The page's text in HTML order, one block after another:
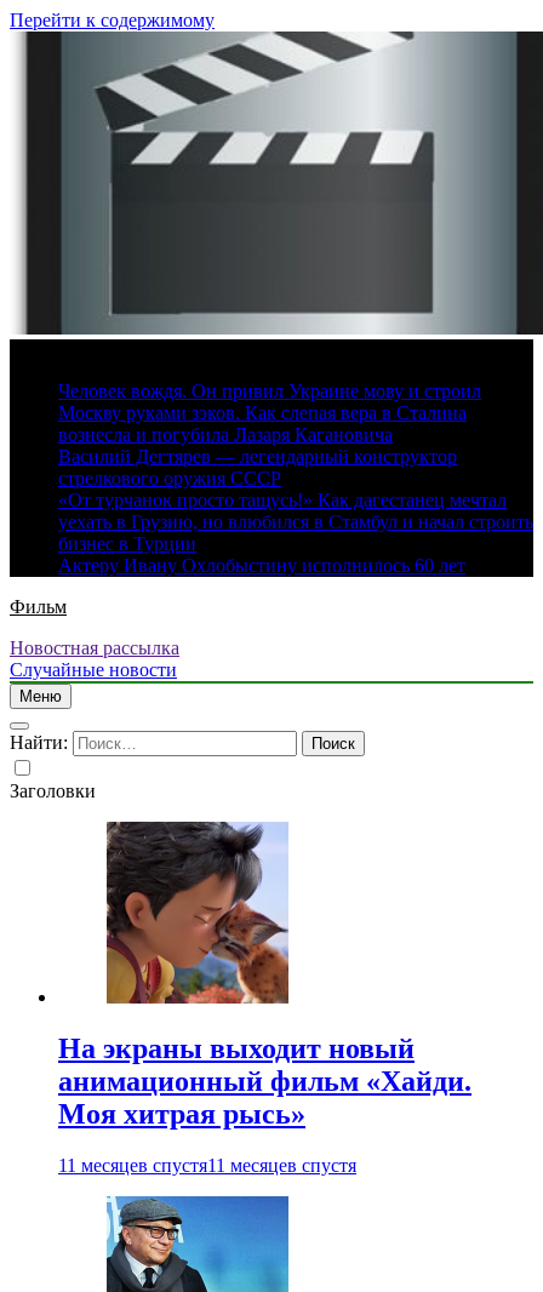
Перейти к содержимому
Человек вождя. Он привил Украине мову и строил
Москву руками зэков. Как слепая вера в Сталина
вознесла и погубила Лазаря Кагановича
Василий Дегтярев — легендарный конструктор
стрелкового оружия СССР
«От турчанок просто тащусь!» Как дагестанец мечтал
уехать в Грузию, но влюбился в Стамбул и начал строить
бизнес в Турции
Актеру Ивану Охлобыстину исполнилось 60 лет
Фильм
Новостная рассылка
Случайные новости
Меню
Найти:
Заголовки
На экраны выходит новый
анимационный фильм «Хайди.
Моя хитрая рысь»
11 месяцев спустя11 месяцев спустя